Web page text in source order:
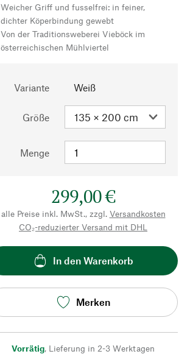
Weicher Griff und fusselfrei: in feiner,
dichter Köperbindung gewebt
Von der Traditionsweberei Vieböck im
österreichischen Mühlviertel
Variante Weiß
Größe
Menge
299,00 €
alle Preise inkl. MwSt., zzgl. Versandkosten
CO₂-reduzierter Versand mit DHL
In den Warenkorb
Merken
Vorrätig, Lieferung in 2-3 Werktagen